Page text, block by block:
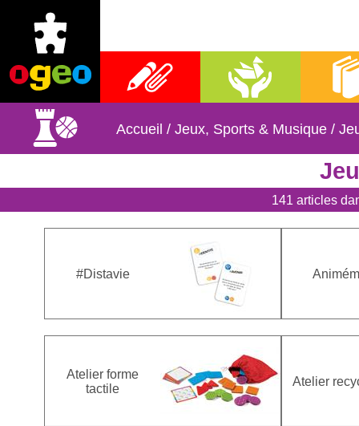
Fournitures scolaires Activités manuelles
Accueil / Jeux, Sports & Musique /
141 articles
#Distavie
Atelier forme
tactile
Atelier